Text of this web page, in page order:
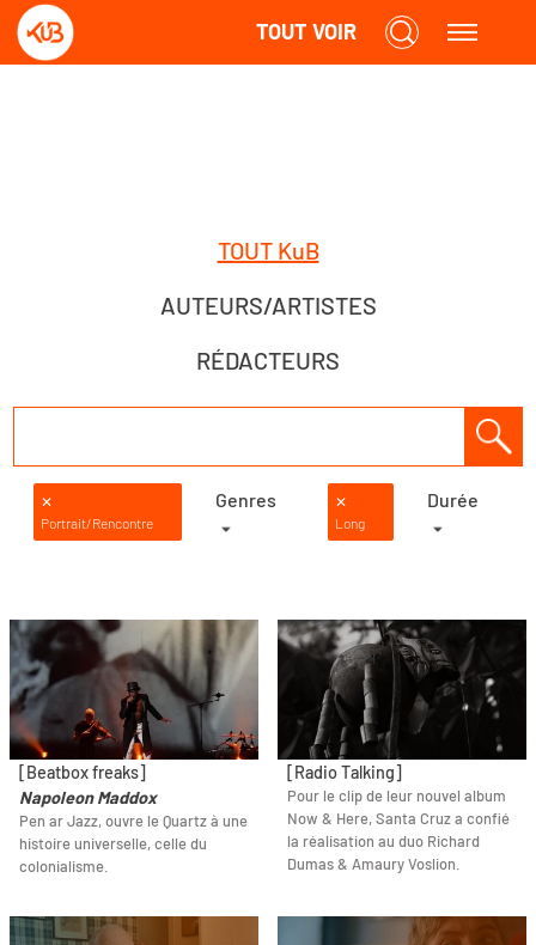
TOUT VOIR
TOUT KuB
AUTEURS/ARTISTES
RÉDACTEURS
✕
Portrait/Rencontre
Genres
✕
Long
Durée
[Beatbox freaks]
Napoleon Maddox
Pen ar Jazz, ouvre le Quartz à une
histoire universelle, celle du
colonialisme.
[Radio Talking]
Pour le clip de leur nouvel album
Now & Here, Santa Cruz a confié
la réalisation au duo Richard
Dumas & Amaury Voslion.